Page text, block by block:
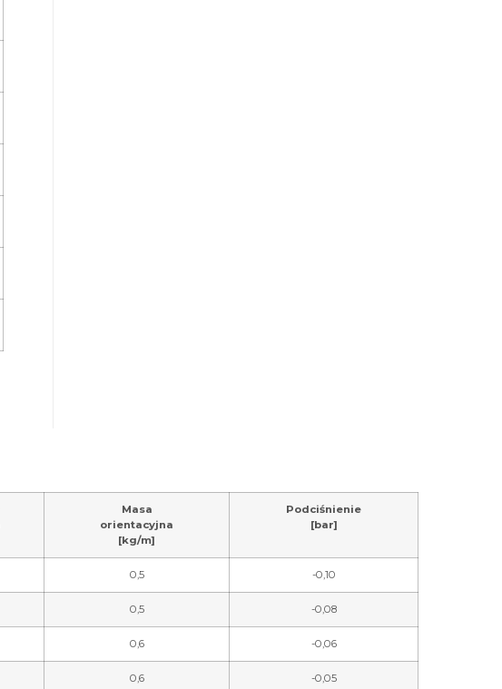
Masa
orientacyjna
[kg/m]
Podciśnienie
[bar]
0,5 -0,10
0,5 -0,08
0,6 -0,06
0,6 -0,05